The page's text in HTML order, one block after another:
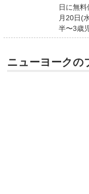
日に無
月20日(
半〜3歳
ニューヨークの